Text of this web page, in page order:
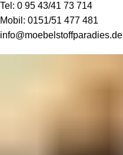
Tel: 0 95 43/41 73 714
Mobil: 0151/51 477 481
info@moebelstoffparadies.de